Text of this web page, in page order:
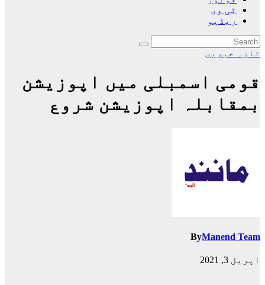
ٹی وی
ریڈیو
تازہ خبریں
قومی اسمبلی میں اپوزیشن
بمقابلہ اپوزیشن شروع
ByManend Team
اپریل 3, 2021